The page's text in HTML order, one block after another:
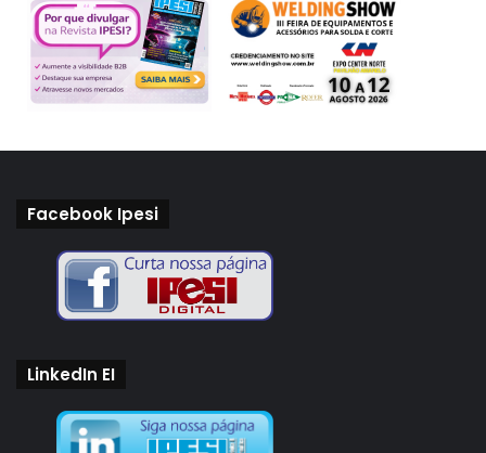
Facebook Ipesi
LinkedIn EI